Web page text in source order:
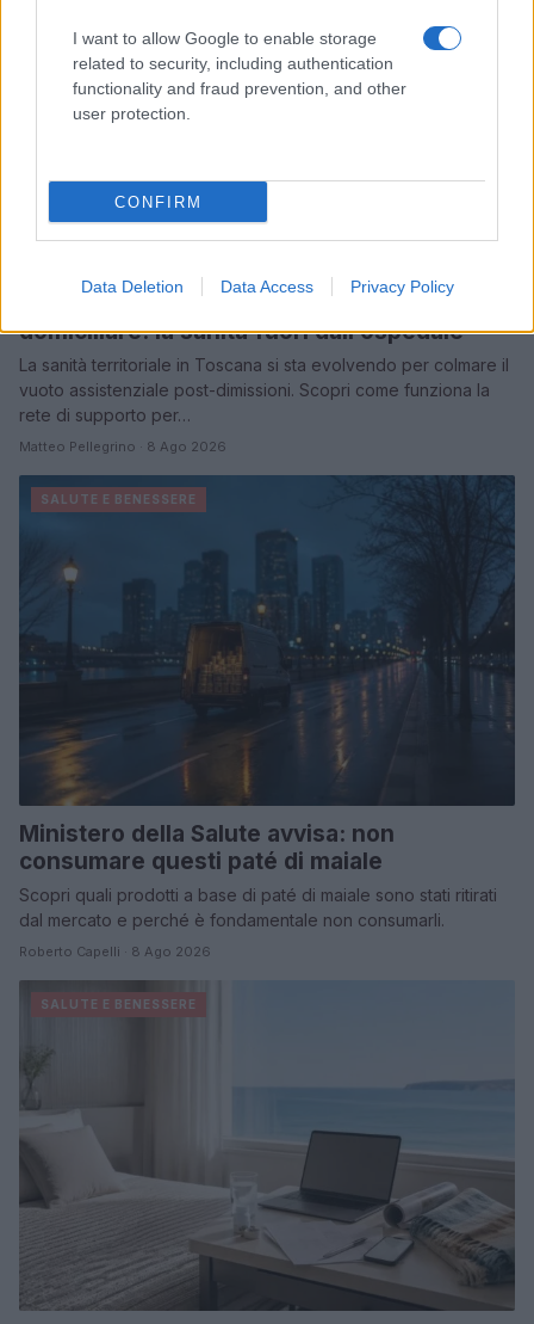
I want to allow Google to enable storage
related to security, including authentication
functionality and fraud prevention, and other
user protection.
CONFIRM
Data Deletion Data Access Privacy Policy
Dalla centrale operativa all’assistenza
domiciliare: la sanità fuori dall’ospedale
La sanità territoriale in Toscana si sta evolvendo per colmare il
vuoto assistenziale post-dimissioni. Scopri come funziona la
rete di supporto per…
Matteo Pellegrino · 8 Ago 2026
SALUTE E BENESSERE
Ministero della Salute avvisa: non
consumare questi paté di maiale
Scopri quali prodotti a base di paté di maiale sono stati ritirati
dal mercato e perché è fondamentale non consumarli.
Roberto Capelli · 8 Ago 2026
SALUTE E BENESSERE